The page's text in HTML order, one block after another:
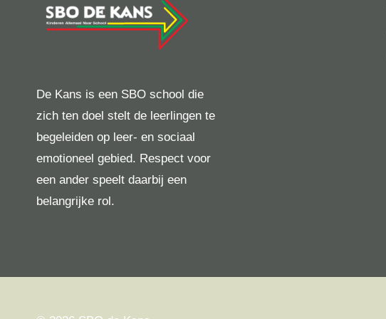
De Kans is een SBO school die
zich ten doel stelt de leerlingen te
begeleiden op leer- en sociaal
emotioneel gebied. Respect voor
een ander speelt daarbij een
belangrijke rol.